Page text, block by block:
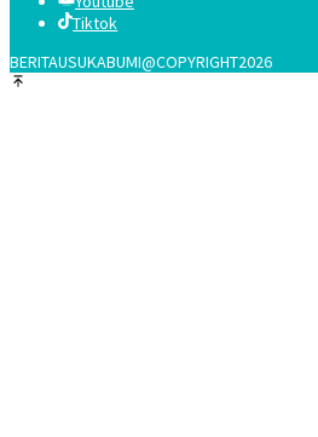
Tiktok
BERITAUSUKABUMI@COPYRIGHT2026